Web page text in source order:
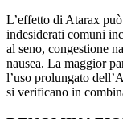
L’effetto di Atarax
indesiderati comuni
al seno, congestione
nausea. La maggior
l’uso prolungato
si verificano in